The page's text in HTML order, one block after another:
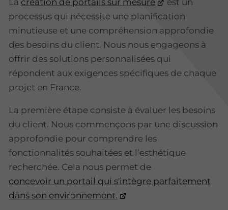
processus qui nécessite une planification
minutieuse et une compréhension approfondie
des besoins du client. Nous nous engageons à
offrir des solutions personnalisées qui
répondent aux exigences spécifiques de chaque
projet en France.
La première étape consiste à évaluer les besoins
du client. Nous commençons par une discussion
approfondie pour comprendre les
fonctionnalités souhaitées et l’esthétique
recherchée. Cela nous permet de
concevoir un portail qui s'intègre parfaitement
dans son environnement.